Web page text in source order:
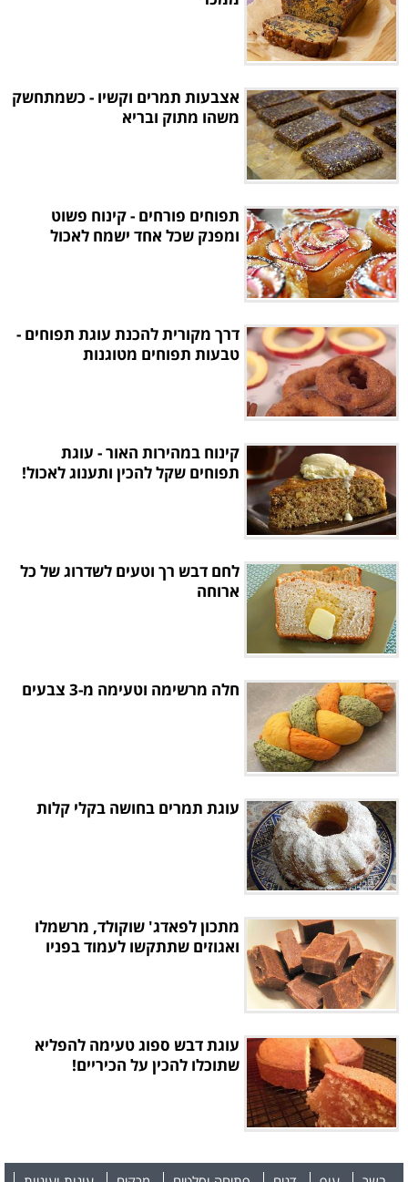
אצבעות תמרים וקשיו - כשמתחשק
משהו מתוק ובריא
תפוחים פורחים - קינוח פשוט
ומפנק שכל אחד ישמח לאכול
דרך מקורית להכנת עוגת תפוחים -
טבעות תפוחים מטוגנות
קינוח במהירות האור - עוגת
תפוחים שקל להכין ותענוג לאכול!
לחם דבש רך וטעים לשדרוג של כל
ארוחה
חלה מרשימה וטעימה מ-3 צבעים
עוגת תמרים בחושה בקלי קלות
מתכון לפאדג' שוקולד, מרשמלו
ואגוזים שתתקשו לעמוד בפניו
עוגת דבש ספוג טעימה להפליא
שתוכלו להכין על הכיריים!